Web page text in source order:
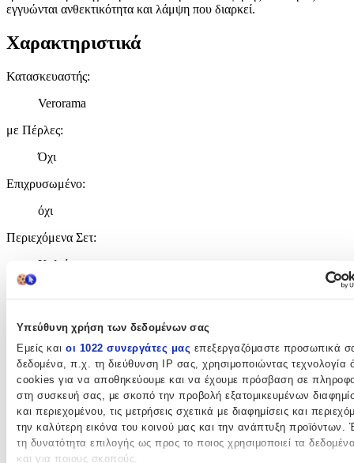
Υπεύθυνη χρήση των δεδομένων σας
Εμείς και οι 1022 συνεργάτες μας επεξεργαζόμαστε προσωπικά
δεδομένα, π.χ. τη διεύθυνση IP σας, χρησιμοποιώντας τεχνολογία
cookies για να αποθηκεύουμε και να έχουμε πρόσβαση σε
στη συσκευή σας, με σκοπό την προβολή εξατομικευμένων
και περιεχομένου, τις μετρήσεις σχετικά με διαφημίσεις και
την καλύτερη εικόνα του κοινού μας και την ανάπτυξη προϊόντων.
τη δυνατότητα επιλογής ως προς το ποιος χρησιμοποιεί τα
και για ποιους σκοπούς.
εγγυώνται ανθεκτικότητα και λάμψη που διαρκεί.
Χαρακτηριστικά
Κατασκευαστής:
Verorama
με Πέρλες:
Όχι
Επιχρυσωμένο:
όχι
Περιεχόμενα Σετ:
Κολιέ
Ναι
Γάμου:
Όχι
Χειροποίητο: